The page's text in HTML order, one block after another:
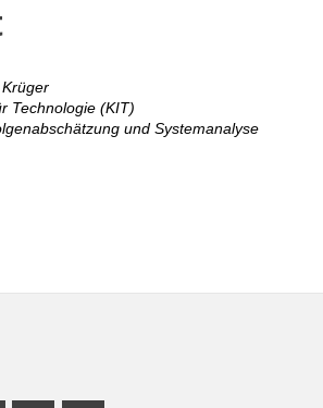
Technologie (KIT)
und Systemanalyse